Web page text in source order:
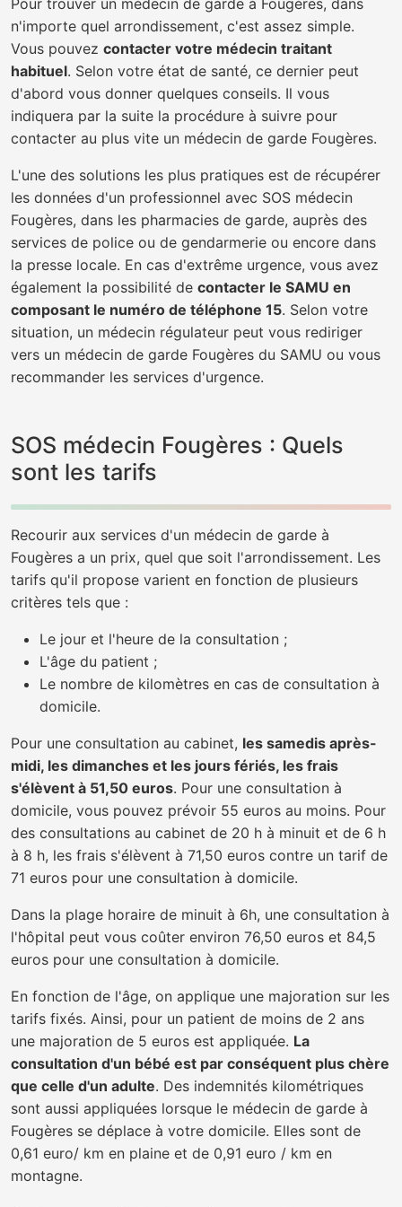
Pour trouver un médecin de garde à Fougères, dans
n'importe quel arrondissement, c'est assez simple.
Vous pouvez contacter votre médecin traitant
habituel. Selon votre état de santé, ce dernier peut
d'abord vous donner quelques conseils. Il vous
indiquera par la suite la procédure à suivre pour
contacter au plus vite un médecin de garde Fougères.
L'une des solutions les plus pratiques est de récupérer
les données d'un professionnel avec SOS médecin
Fougères, dans les pharmacies de garde, auprès des
services de police ou de gendarmerie ou encore dans
la presse locale. En cas d'extrême urgence, vous avez
également la possibilité de contacter le SAMU en
composant le numéro de téléphone 15. Selon votre
situation, un médecin régulateur peut vous rediriger
vers un médecin de garde Fougères du SAMU ou vous
recommander les services d'urgence.
SOS médecin Fougères : Quels
sont les tarifs
Recourir aux services d'un médecin de garde à
Fougères a un prix, quel que soit l'arrondissement. Les
tarifs qu'il propose varient en fonction de plusieurs
critères tels que :
Le jour et l'heure de la consultation ;
L'âge du patient ;
Le nombre de kilomètres en cas de consultation à
domicile.
Pour une consultation au cabinet, les samedis après-
midi, les dimanches et les jours fériés, les frais
s'élèvent à 51,50 euros. Pour une consultation à
domicile, vous pouvez prévoir 55 euros au moins. Pour
des consultations au cabinet de 20 h à minuit et de 6 h
à 8 h, les frais s'élèvent à 71,50 euros contre un tarif de
71 euros pour une consultation à domicile.
Dans la plage horaire de minuit à 6h, une consultation à
l'hôpital peut vous coûter environ 76,50 euros et 84,5
euros pour une consultation à domicile.
En fonction de l'âge, on applique une majoration sur les
tarifs fixés. Ainsi, pour un patient de moins de 2 ans
une majoration de 5 euros est appliquée. La
consultation d'un bébé est par conséquent plus chère
que celle d'un adulte. Des indemnités kilométriques
sont aussi appliquées lorsque le médecin de garde à
Fougères se déplace à votre domicile. Elles sont de
0,61 euro/ km en plaine et de 0,91 euro / km en
montagne.